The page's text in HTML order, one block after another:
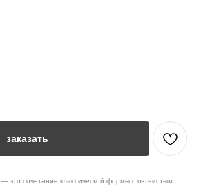
заказать
— это сочетание классической формы с пятнистым